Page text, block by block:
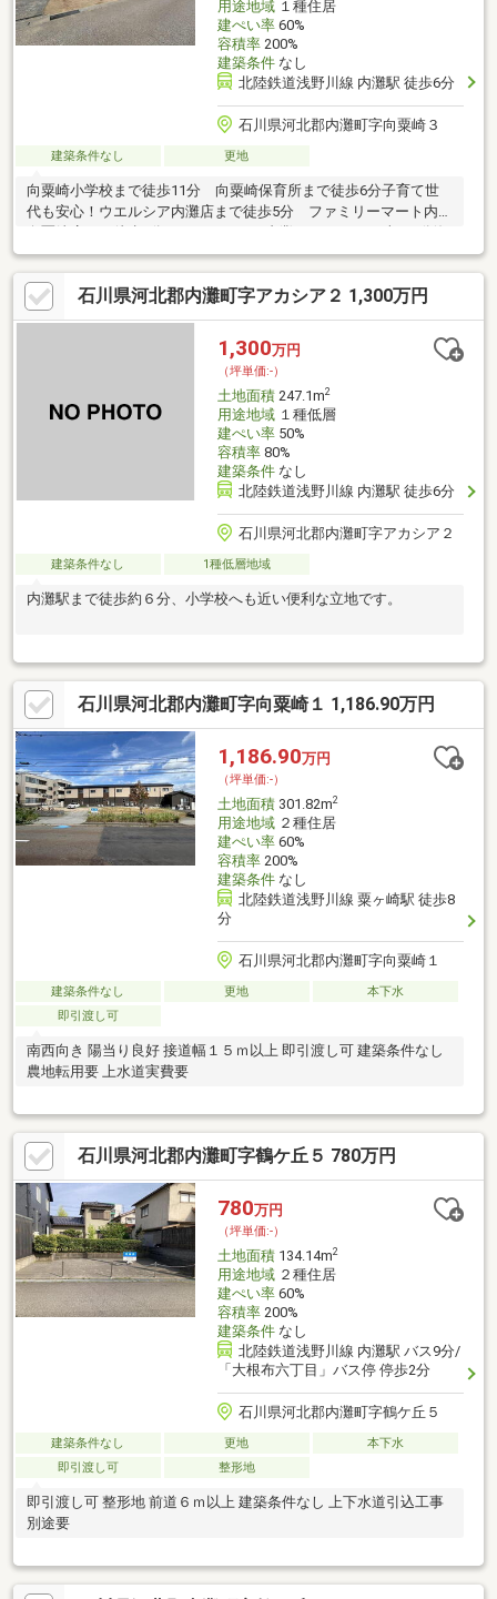
用途地域１種住居
建ぺい率60%
容積率200%
建築条件なし
北陸鉄道浅野川線 内灘駅 徒歩6分
石川県河北郡内灘町字向粟崎３
建築条件なし 更地
向粟崎小学校まで徒歩11分 向粟崎保育所まで徒歩6分子育て世
代も安心！ウエルシア内灘店まで徒歩5分 ファミリーマート内灘
向粟崎店まで徒歩5分コンフォモール内灘までも1.5mと車で4分海
水浴場も近いので、夏は家族でおでかけに♪物件の詳細は担当者ま
でご連絡ください！
石川県河北郡内灘町字アカシア２ 1,300万円
1,300万円
（坪単価:-）
土地面積247.1m2
用途地域１種低層
建ぺい率50%
容積率80%
建築条件なし
北陸鉄道浅野川線 内灘駅 徒歩6分
石川県河北郡内灘町字アカシア２
建築条件なし 1種低層地域
内灘駅まで徒歩約６分、小学校へも近い便利な立地です。
石川県河北郡内灘町字向粟崎１ 1,186.90万円
1,186.90万円
（坪単価:-）
土地面積301.82m2
用途地域２種住居
建ぺい率60%
容積率200%
建築条件なし
北陸鉄道浅野川線 粟ヶ崎駅 徒歩8
分
石川県河北郡内灘町字向粟崎１
建築条件なし 更地
本下水
即引渡し可
南西向き 陽当り良好 接道幅１５ｍ以上 即引渡し可 建築条件なし
農地転用要 上水道実費要
石川県河北郡内灘町字鶴ケ丘５ 780万円
780万円
（坪単価:-）
土地面積134.14m2
用途地域２種住居
建ぺい率60%
容積率200%
建築条件なし
北陸鉄道浅野川線 内灘駅 バス9分/
「大根布六丁目」バス停 停歩2分
石川県河北郡内灘町字鶴ケ丘５
建築条件なし 更地
本下水
即引渡し可
整形地
即引渡し可 整形地 前道６ｍ以上 建築条件なし 上下水道引込工事
別途要